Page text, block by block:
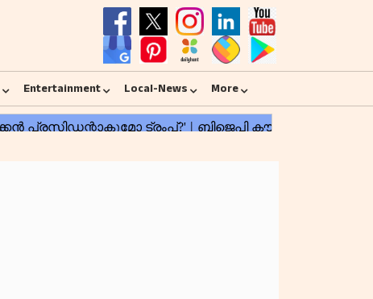
Entertainment Local-News More